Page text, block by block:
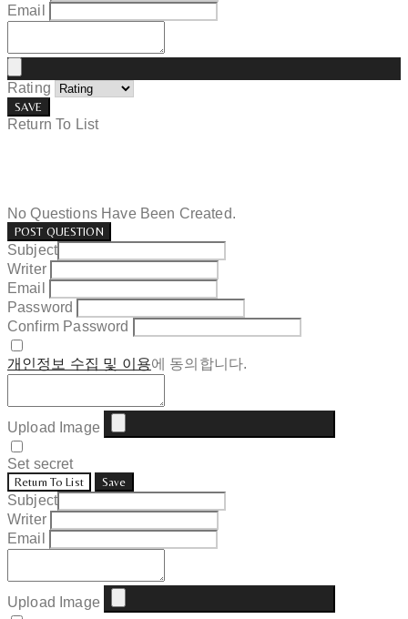
Email
Rating
SAVE
Return To List
No Questions Have Been Created.
POST QUESTION
Subject
Writer
Email
Password
Confirm Password
개인정보 수집 및 이용에 동의합니다.
Upload Image
Set secret
Return To List Save
Subject
Writer
Email
Upload Image